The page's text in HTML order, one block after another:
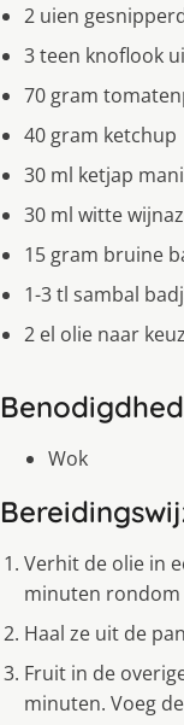
2 uien
3 teen knoflook
70 gram
40 gram ketchup
30 ml ketjap
30 ml witte
15 gram bruine
1-3 tl sambal
2 el olie naar
Wok
Verhit de olie in
minuten
Haal ze uit de
Fruit in de
minuten. Voeg